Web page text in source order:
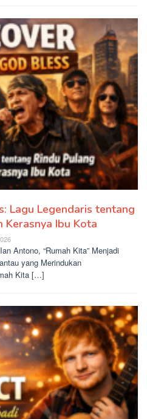
Lagu Legendaris tentang
Kerasnya Ibu Kota
Antono, “Rumah Kita” Menjadi
yang Merindukan
Kita […]